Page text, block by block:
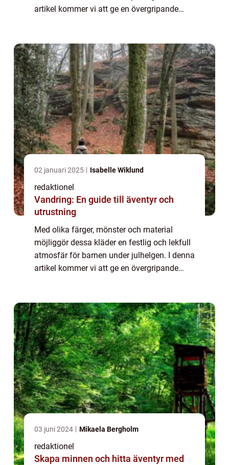
artikel kommer vi att ge en övergripande
02 januari 2025 Isabelle Wiklund
redaktionel
Vandring: En guide till äventyr och
utrustning
Med olika färger, mönster och material
möjliggör dessa kläder en festlig och lekfull
atmosfär för barnen under julhelgen. I denna
artikel kommer vi att ge en övergripande
03 juni 2024 Mikaela Bergholm
redaktionel
Skapa minnen och hitta äventyr med